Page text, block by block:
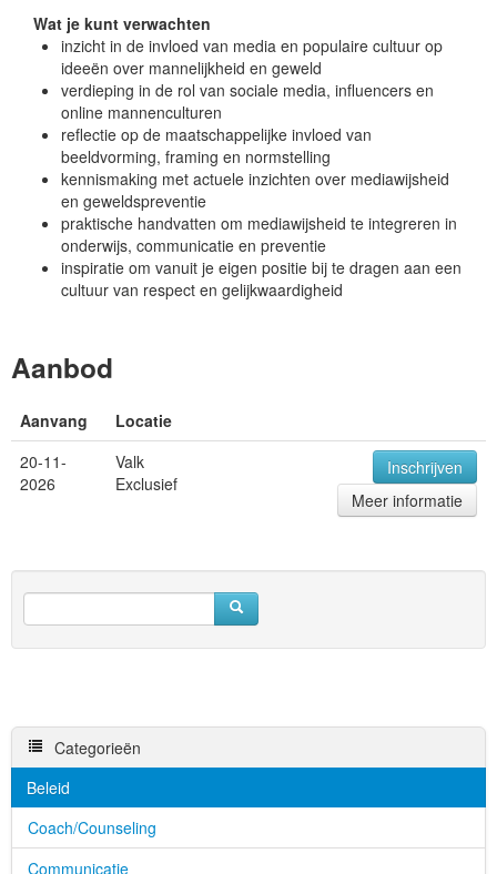
Wat je kunt verwachten
inzicht in de invloed van media en populaire cultuur op
ideeën over mannelijkheid en geweld
verdieping in de rol van sociale media, influencers en
online mannenculturen
reflectie op de maatschappelijke invloed van
beeldvorming, framing en normstelling
kennismaking met actuele inzichten over mediawijsheid
en geweldspreventie
praktische handvatten om mediawijsheid te integreren in
onderwijs, communicatie en preventie
inspiratie om vanuit je eigen positie bij te dragen aan een
cultuur van respect en gelijkwaardigheid
Aanbod
Aanvang
Locatie
20-11-
2026
Valk
Exclusief
Inschrijven
Meer informatie
Categorieën
Beleid
Coach/Counseling
Communicatie